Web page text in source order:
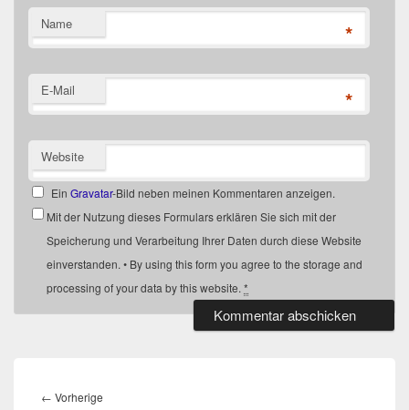
Name *
E-Mail *
Website
EinGravatar-Bild neben meinen Kommentaren anzeigen.
Mit der Nutzung dieses Formulars erklären Sie sich mit der
Speicherung und Verarbeitung Ihrer Daten durch diese Website
einverstanden. • By using this form you agree to the storage and
processing of your data by this website. *
← Vorherige